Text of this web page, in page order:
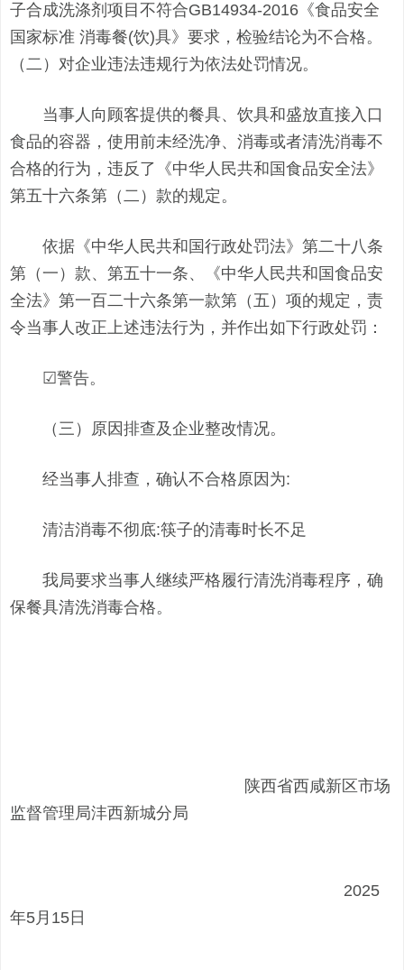
子合成洗涤剂项目不符合GB14934-2016《食品安全
国家标准 消毒餐(饮)具》要求，检验结论为不合格。
（二）对企业违法违规行为依法处罚情况。
当事人向顾客提供的餐具、饮具和盛放直接入口
食品的容器，使用前未经洗净、消毒或者清洗消毒不
合格的行为，违反了《中华人民共和国食品安全法》
第五十六条第（二）款的规定。
依据《中华人民共和国行政处罚法》第二十八条
第（一）款、第五十一条、《中华人民共和国食品安
全法》第一百二十六条第一款第（五）项的规定，责
令当事人改正上述违法行为，并作出如下行政处罚：
☑警告。
（三）原因排查及企业整改情况。
经当事人排查，确认不合格原因为:
清洁消毒不彻底:筷子的清毒时长不足
我局要求当事人继续严格履行清洗消毒程序，确
保餐具清洗消毒合格。
陕西省西咸新区市场
监督管理局沣西新城分局
2025
年5月15日